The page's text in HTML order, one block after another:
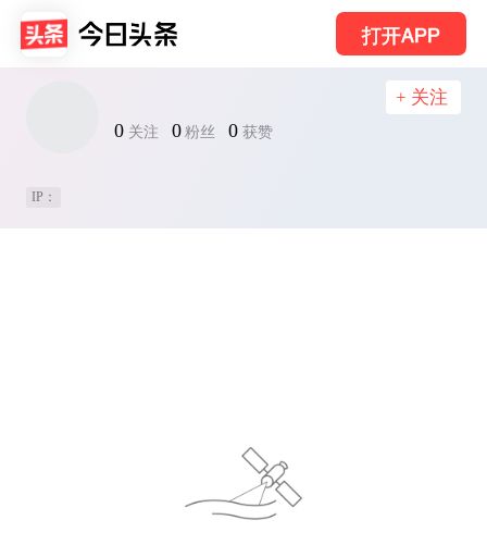
打开APP
0 关注 0 粉丝 0 获赞
+ 关注
IP：